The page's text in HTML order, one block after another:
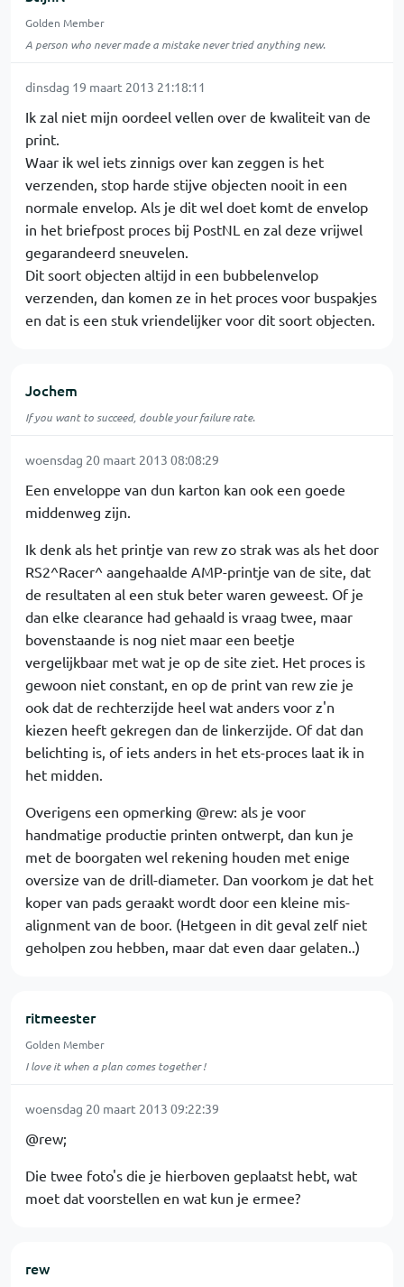
Golden Member
A person who never made a mistake never tried anything new.
dinsdag 19 maart 2013 21:18:11
Ik zal niet mijn oordeel vellen over de kwaliteit van de
print.
Waar ik wel iets zinnigs over kan zeggen is het
verzenden, stop harde stijve objecten nooit in een
normale envelop. Als je dit wel doet komt de envelop
in het briefpost proces bij PostNL en zal deze vrijwel
gegarandeerd sneuvelen.
Dit soort objecten altijd in een bubbelenvelop
verzenden, dan komen ze in het proces voor buspakjes
en dat is een stuk vriendelijker voor dit soort objecten.
Jochem
If you want to succeed, double your failure rate.
woensdag 20 maart 2013 08:08:29
Een enveloppe van dun karton kan ook een goede
middenweg zijn.
Ik denk als het printje van rew zo strak was als het door
RS2^Racer^ aangehaalde AMP-printje van de site, dat
de resultaten al een stuk beter waren geweest. Of je
dan elke clearance had gehaald is vraag twee, maar
bovenstaande is nog niet maar een beetje
vergelijkbaar met wat je op de site ziet. Het proces is
gewoon niet constant, en op de print van rew zie je
ook dat de rechterzijde heel wat anders voor z'n
kiezen heeft gekregen dan de linkerzijde. Of dat dan
belichting is, of iets anders in het ets-proces laat ik in
het midden.
Overigens een opmerking @rew: als je voor
handmatige productie printen ontwerpt, dan kun je
met de boorgaten wel rekening houden met enige
oversize van de drill-diameter. Dan voorkom je dat het
koper van pads geraakt wordt door een kleine mis-
alignment van de boor. (Hetgeen in dit geval zelf niet
geholpen zou hebben, maar dat even daar gelaten..)
ritmeester
Golden Member
I love it when a plan comes together !
woensdag 20 maart 2013 09:22:39
@rew;
Die twee foto's die je hierboven geplaatst hebt, wat
moet dat voorstellen en wat kun je ermee?
rew